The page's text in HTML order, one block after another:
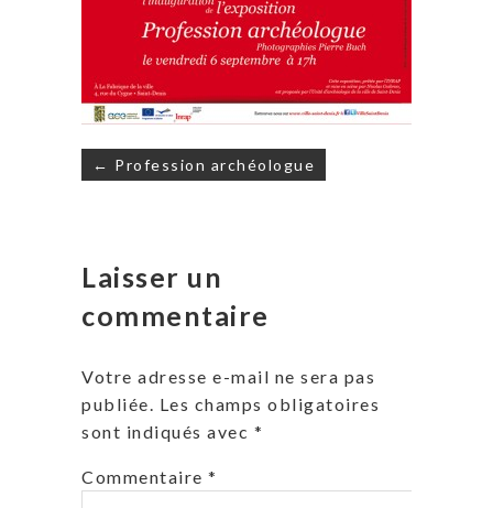
Navigation
de
← Profession archéologue
Laisser un
commentaire
Votre adresse e-mail ne sera pas
publiée. Les champs obligatoires
sont indiqués avec *
Commentaire *